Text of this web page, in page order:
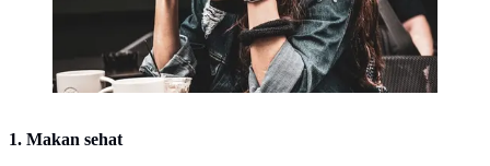
1. Makan sehat